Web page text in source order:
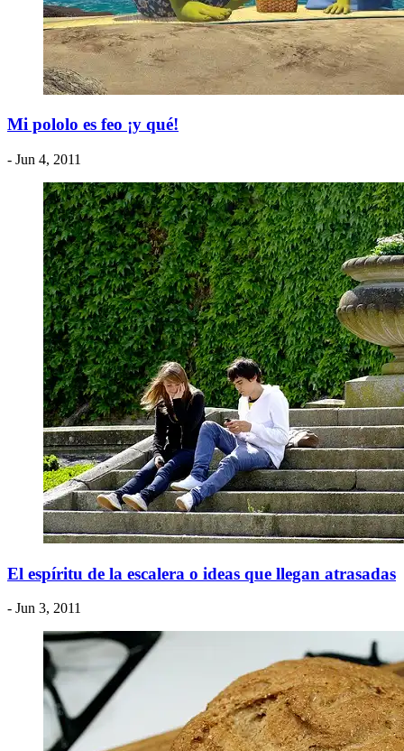
Mi pololo es feo ¡y qué!
- Jun 4, 2011
El espíritu de la escalera o ideas que llegan atrasadas
- Jun 3, 2011